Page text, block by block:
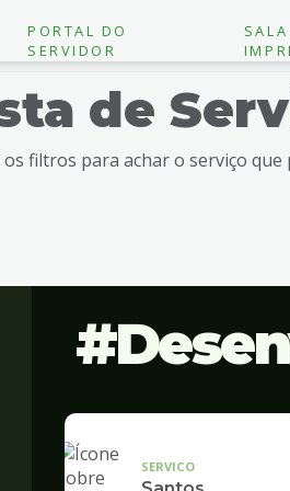
PORTAL DO
SERVIDOR
SALA
de
os filtros para achar o serviço que
SERVICO